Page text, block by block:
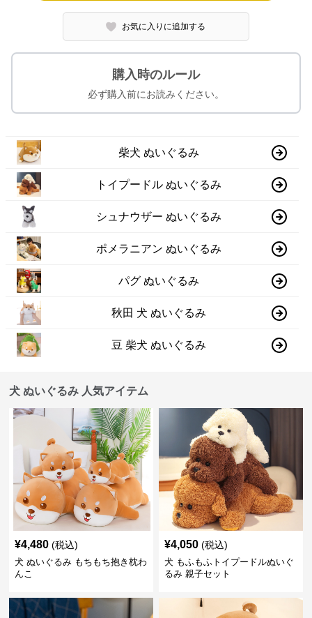
お気に入りに追加する
購入時のルール
必ず購入前にお読みください。
柴犬 ぬいぐるみ
トイプードル ぬいぐるみ
シュナウザー ぬいぐるみ
ポメラニアン ぬいぐるみ
パグ ぬいぐるみ
秋田 犬 ぬいぐるみ
豆 柴犬 ぬいぐるみ
犬 ぬいぐるみ 人気アイテム
¥4,480 (税込)
犬 ぬいぐるみ もちもち抱き枕わ
んこ
¥4,050 (税込)
犬 もふもふトイプードルぬいぐ
るみ 親子セット